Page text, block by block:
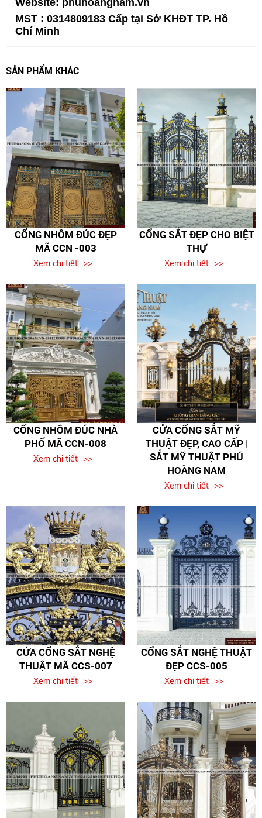
Website: phuhoangnam.vn
MST : 0314809183 Cấp tại Sở KHĐT TP. Hồ
Chí Minh
SẢN PHẨM KHÁC
CỔNG NHÔM ĐÚC ĐẸP
MÃ CCN -003
Xem chi tiết
CỔNG SẮT ĐẸP CHO BIỆT
THỰ
Xem chi tiết
CỔNG NHÔM ĐÚC NHÀ
PHỐ MÃ CCN-008
Xem chi tiết
CỬA CỔNG SẮT MỸ
THUẬT ĐẸP, CAO CẤP |
SẮT MỸ THUẬT PHÚ
HOÀNG NAM
Xem chi tiết
CỬA CỔNG SẮT NGHỆ
THUẬT MÃ CCS-007
Xem chi tiết
CỔNG SẮT NGHỆ THUẬT
ĐẸP CCS-005
Xem chi tiết